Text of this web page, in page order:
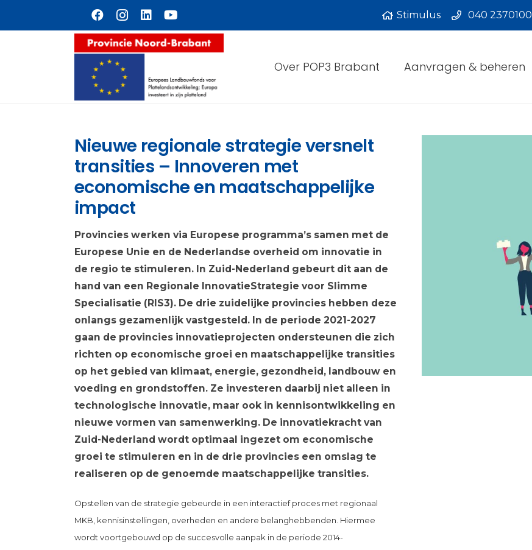
Naar hoofdinhoud
Stimulus 040 2370100
Over POP3 Brabant Aanvragen & beheren
Nieuwe regionale strategie versnelt
transities – Innoveren met
economische en maatschappelijke
impact
Provincies werken via Europese programma’s samen met de
Europese Unie en de Nederlandse overheid om innovatie in
de regio te stimuleren. In Zuid-Nederland gebeurt dit aan de
hand van een Regionale InnovatieStrategie voor Slimme
Specialisatie (RIS3). De drie zuidelijke provincies hebben deze
onlangs gezamenlijk vastgesteld. In de periode 2021-2027
gaan de provincies innovatieprojecten ondersteunen die zich
richten op economische groei en maatschappelijke transities
op het gebied van klimaat, energie, gezondheid, landbouw en
voeding en grondstoffen. Ze investeren daarbij niet alleen in
technologische innovatie, maar ook in kennisontwikkeling en
nieuwe vormen van samenwerking. De innovatiekracht van
Zuid-Nederland wordt optimaal ingezet om economische
groei te stimuleren en in de drie provincies een omslag te
realiseren op de genoemde maatschappelijke transities.
Opstellen van de strategie gebeurde in een interactief proces met regionaal
MKB, kennisinstellingen, overheden en andere belanghebbenden. Hiermee
wordt voortgebouwd op de succesvolle aanpak in de periode 2014-